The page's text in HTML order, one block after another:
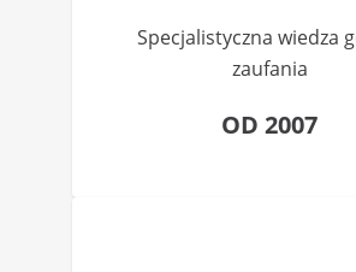
Specjalistyczna wiedza
zaufania
OD 2007